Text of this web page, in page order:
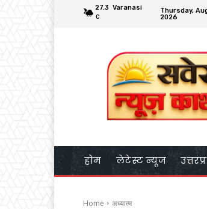
27.3
C
Varanasi
Thursday,
2026
होम लेटेस्ट न्यूज
Home अध्यात्म